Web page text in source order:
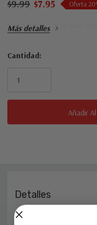
$9.99 $7.95 Oferta
Size medium 7-8 Suaves
Más detalles
actual:
Cantidad:
Detalles
Size medium 7-8 Suaves